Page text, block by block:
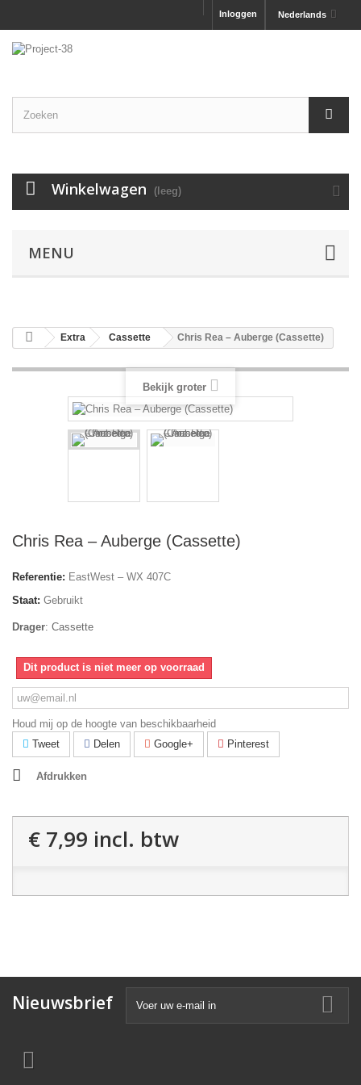
Nederlands
Inloggen
Winkelwagen (leeg)
MENU
Extra Cassette Chris Rea – Auberge (Cassette)
Bekijk groter
Chris Rea – Auberge (Cassette)
Referentie: EastWest – WX 407C
Staat: Gebruikt
Drager: Cassette
Dit product is niet meer op voorraad
Houd mij op de hoogte van beschikbaarheid
Tweet
Delen Google+ Pinterest
Afdrukken
€ 7,99 incl. btw
Nieuwsbrief